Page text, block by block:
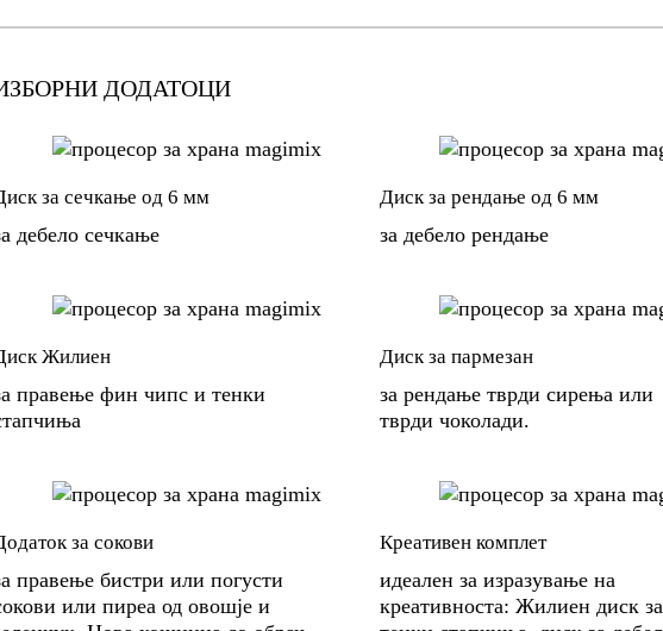
ДОДАТОЦИ
за сечкање од 6 мм
дебело сечкање
Жилиен
правење фин чипс и тенки
за сокови
правење бистри или погусти
или пиреа од овошје и
Диск за рендање од 6 мм
за дебело рендање
Диск за пармезан
за рендање тврди сирења или
тврди чоколади.
Креативен комплет
идеален за изразување на
креативноста: Жилиен диск за